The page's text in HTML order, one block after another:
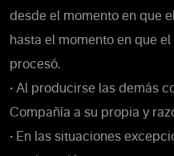
desde el momento en que
hasta el momento en que
procesó.
• Al producirse las demás
Compañía a su propia y
• En las situaciones